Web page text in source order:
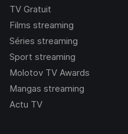
TV Gratuit
Films streaming
Séries streaming
Sport streaming
Molotov TV Awards
Mangas streaming
Actu TV